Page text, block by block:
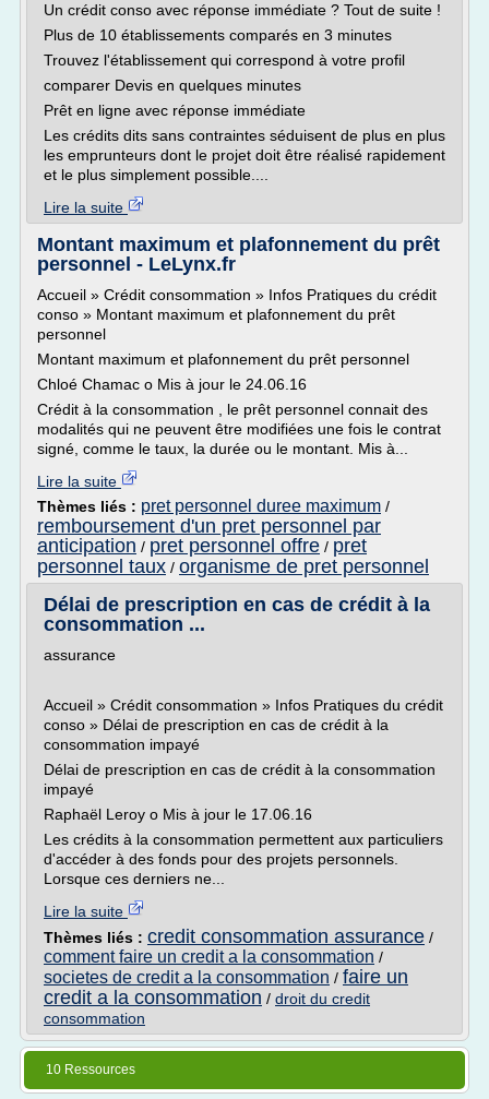
Un crédit conso avec réponse immédiate ? Tout de suite !
Plus de 10 établissements comparés en 3 minutes
Trouvez l'établissement qui correspond à votre profil
comparer Devis en quelques minutes
Prêt en ligne avec réponse immédiate
Les crédits dits sans contraintes séduisent de plus en plus
les emprunteurs dont le projet doit être réalisé rapidement
et le plus simplement possible....
Lire la suite
Montant maximum et plafonnement du prêt
personnel - LeLynx.fr
Accueil » Crédit consommation » Infos Pratiques du crédit
conso » Montant maximum et plafonnement du prêt
personnel
Montant maximum et plafonnement du prêt personnel
Chloé Chamac o Mis à jour le 24.06.16
Crédit à la consommation , le prêt personnel connait des
modalités qui ne peuvent être modifiées une fois le contrat
signé, comme le taux, la durée ou le montant. Mis à...
Lire la suite
Thèmes liés : pret personnel duree maximum /
remboursement d'un pret personnel par
anticipation / pret personnel offre / pret
personnel taux / organisme de pret personnel
Délai de prescription en cas de crédit à la
consommation ...
assurance
Accueil » Crédit consommation » Infos Pratiques du crédit
conso » Délai de prescription en cas de crédit à la
consommation impayé
Délai de prescription en cas de crédit à la consommation
impayé
Raphaël Leroy o Mis à jour le 17.06.16
Les crédits à la consommation permettent aux particuliers
d'accéder à des fonds pour des projets personnels.
Lorsque ces derniers ne...
Lire la suite
Thèmes liés : credit consommation assurance /
comment faire un credit a la consommation /
societes de credit a la consommation / faire un
credit a la consommation / droit du credit
consommation
10 Ressources